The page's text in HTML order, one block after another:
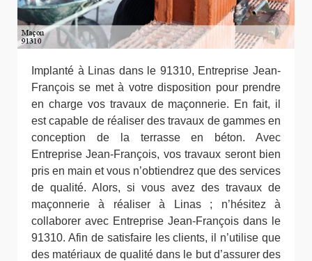
Implanté à Linas dans le 91310, Entreprise Jean-
François se met à votre disposition pour prendre
en charge vos travaux de maçonnerie. En fait, il
est capable de réaliser des travaux de gammes en
conception de la terrasse en béton. Avec
Entreprise Jean-François, vos travaux seront bien
pris en main et vous n’obtiendrez que des services
de qualité. Alors, si vous avez des travaux de
maçonnerie à réaliser à Linas ; n’hésitez à
collaborer avec Entreprise Jean-François dans le
91310. Afin de satisfaire les clients, il n’utilise que
des matériaux de qualité dans le but d’assurer des